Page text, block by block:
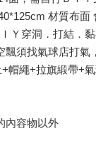
材質布面
Ｙ穿洞．打結．黏
飄須找氣球店打氣
帽繩+拉旗緞帶+
內容物以外